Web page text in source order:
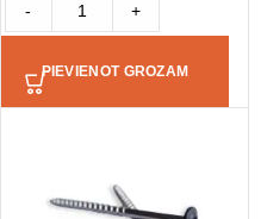
- +
PIEVIENOT GROZAM